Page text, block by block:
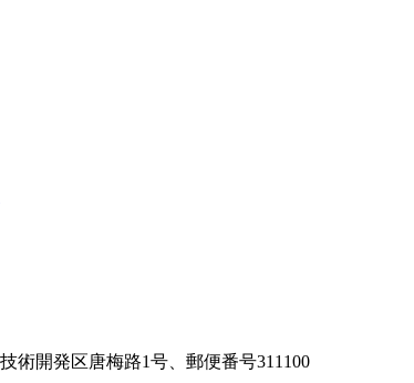
術開発区唐梅路1号、郵便番号311100